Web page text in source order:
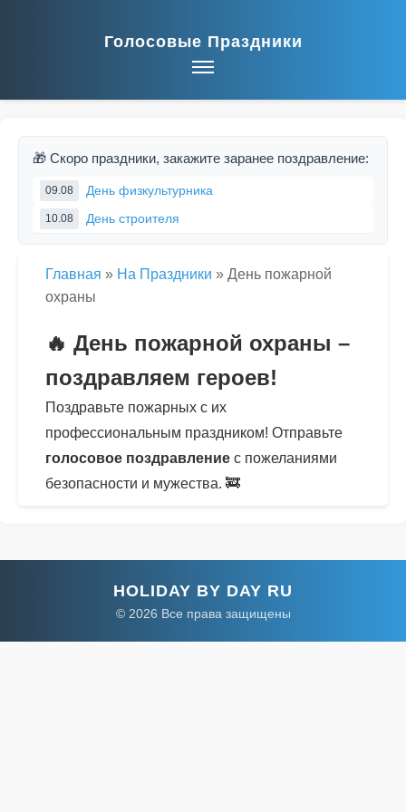
Голосовые Праздники
🎁 Скоро праздники, закажите заранее поздравление:
09.08 День физкультурника
10.08 День строителя
Главная » На Праздники » День пожарной
охраны
🔥 День пожарной охраны –
поздравляем героев!
Поздравьте пожарных с их
профессиональным праздником! Отправьте
голосовое поздравление с пожеланиями
безопасности и мужества. 🚒
HOLIDAY BY DAY RU
© 2026 Все права защищены